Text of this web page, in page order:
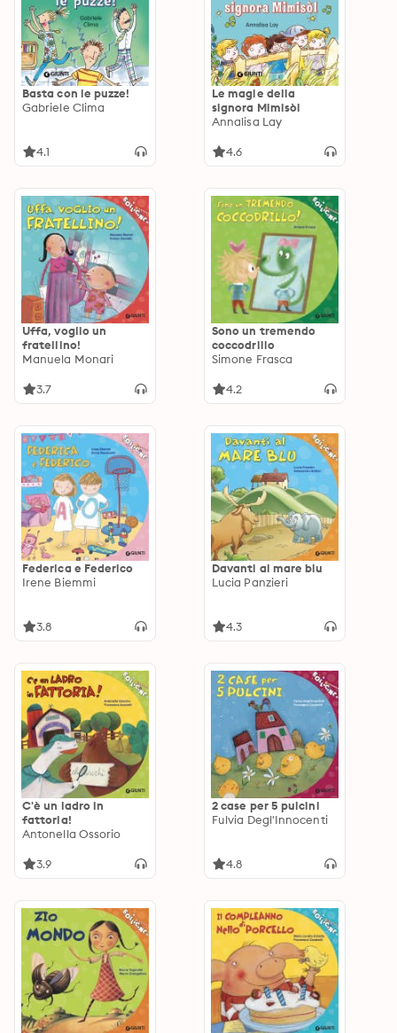
Basta con le puzze!
Gabriele Clima
4.1
Le magie della
signora Mimisòl
Annalisa Lay
4.6
Uffa, voglio un
fratellino!
Manuela Monari
3.7
Sono un tremendo
coccodrillo
Simone Frasca
4.2
Federica e Federico
Irene Biemmi
3.8
Davanti al mare blu
Lucia Panzieri
4.3
C'è un ladro in
fattoria!
Antonella Ossorio
3.9
2 case per 5 pulcini
Fulvia Degl'Innocenti
4.8